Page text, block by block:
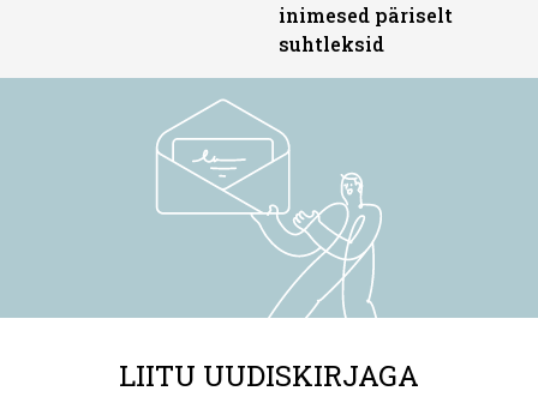
inimesed päriselt
suhtleksid
LIITU UUDISKIRJAGA